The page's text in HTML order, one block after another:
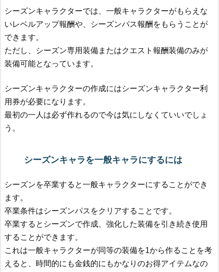
シーズンキャラクターでは、一般キャラクターがもらえな
いレベルアップ報酬や、シーズンパス報酬をもらうことが
できます。
ただし、シーズン専用装備またはクエスト報酬装備のみが
装備可能となっています。
シーズンキャラクターの作成にはシーズンキャラクター利
用券が必要になります。
最初の一人は必ず作れるので今は気にしなくていいでしょ
う。
シーズンキャラを一般キャラにするには
シーズンを卒業すると一般キャラクターにすることができ
ます。
卒業条件はシーズンパスをクリアすることです。
卒業するとシーズンで作成、強化した装備を引き続き使用
することができます。
これは一般キャラクターが同等の装備を1から作ることを考
えると、時間的にも金銭的にもかなりのお得アイテムなの